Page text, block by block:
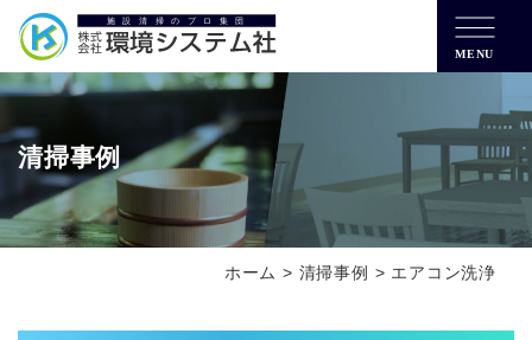
MENU
清掃事例
ホーム > 清掃事例 > エアコン洗浄